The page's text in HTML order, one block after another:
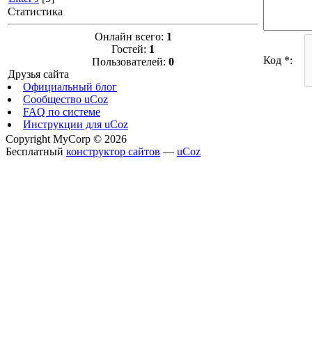
Статистика
Онлайн всего: 1
Гостей: 1
Пользователей: 0
Друзья сайта
Официальный блог
Сообщество uCoz
FAQ по системе
Инструкции для uCoz
Код *:
Copyright MyCorp © 2026
Бесплатный конструктор сайтов — uCoz